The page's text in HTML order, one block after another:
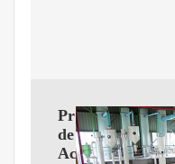
Proveedores
de
Aceite